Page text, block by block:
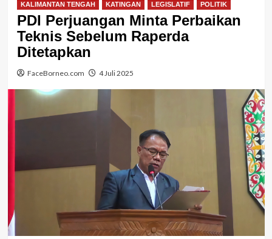
KALIMANTAN TENGAH
KATINGAN LEGISLATIF POLITIK
PDI Perjuangan Minta Perbaikan
Teknis Sebelum Raperda
Ditetapkan
FaceBorneo.com 4 Juli 2025